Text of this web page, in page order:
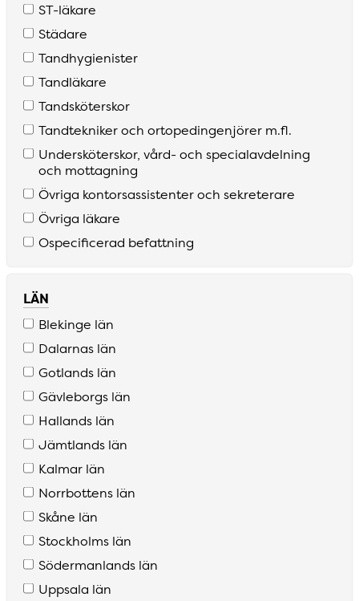
S­T­-läkare
Städare
Tandhygienister
Tandläkare
Tandsköterskor
Tandtekniker och ortopedingenjörer m­.fl­.
Undersköterskor­, vård­- och specialavdelning
och mottagning
Övriga kontorsassistenter och sekreterare
Övriga läkare
Ospecificerad befattning
LÄN
Blekinge län
Dalarnas län
Gotlands län
Gävleborgs län
Hallands län
Jämtlands län
Kalmar län
Norrbottens län
Skåne län
Stockholms län
Södermanlands län
Uppsala län